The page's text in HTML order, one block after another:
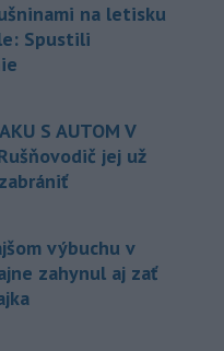
na letisku
Spustili
S AUTOM V
jej už
výbuchu v
zahynul aj zať